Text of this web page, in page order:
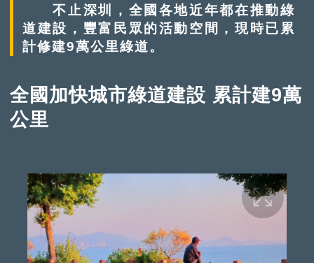
不止深圳，全國各地近年都在推動綠
道建設，豐富民眾的活動空間，現時已累
計修建9萬公里綠道。
全國加快城市綠道建設 累計建9萬
公里